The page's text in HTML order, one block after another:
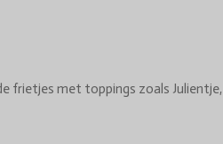
frietjes met toppings zoals Julientje,